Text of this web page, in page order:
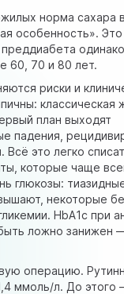
норма сахара
особенность». Это
60, 70 и 80 лет.
риски и
классическая
план выходят
падения,
это легко
которые чаще
глюкозы:
некоторые
HbA1c при
ложно занижен
операцию.
ммоль/л. До этого